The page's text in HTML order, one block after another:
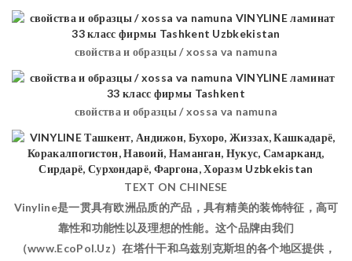
свойства и образцы / xossa va namuna
свойства и образцы / xossa va namuna
TEXT ON CHINESE
Vinyline是一贯具有欧洲品质的产品，具有精美的装饰特征，高可
靠性和功能性以及理想的性能。这个品牌由我们
（www.EcoPol.Uz）在塔什干和乌兹别克斯坦的各个地区提供，